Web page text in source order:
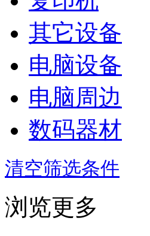
其它设备
电脑设备
电脑周边
数码器材
清空筛选条件
浏览更多